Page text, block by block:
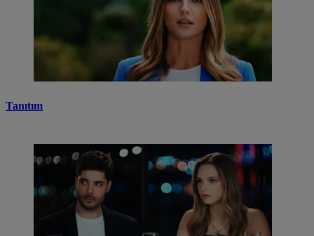
Tanıtım